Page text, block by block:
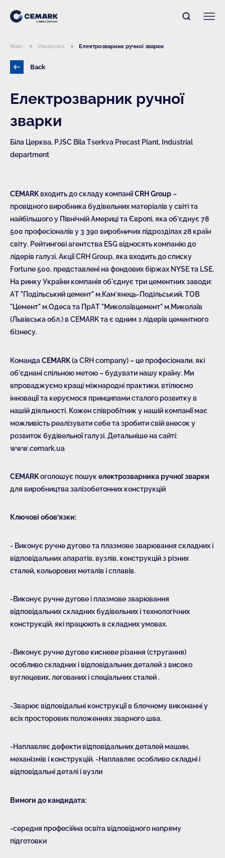
Back
Main Vacancies Електрозварник ручної зварки
Електрозварник ручної
зварки
Біла Церква, PJSC Bila Tserkva Precast Plant, Industrial
department
CEMARKвходить до складу компаніїCRH Group–
провідного виробника будівельних матеріалів у світі та
найбільшого у Північній Америці та Європі, яка об’єднує 78
500 професіоналів у 3 390 виробничих підрозділах 28 країн
світу. Рейтингові агентства ESG відносять компанію до
лідерів галузі. Акції CRH Group, яка входить до списку
Fortune 500, представлені на фондових біржах NYSE та LSE.
На ринку України компанія об'єднує три цементних заводи:
АТ "Подільський цемент" м.Кам’янець-Подільський, ТОВ
"Цемент" м.Одеса та ПрАТ "Миколаївцемент" м.Миколаїв
(Львівська обл.) в CEMARK та є одним з лідерів цементного
бізнесу.
КомандаCEMARK(a CRH company) – це професіонали, які
об'єднані спільною метою – будувати нашу країну. Ми
впроваджуємо кращі міжнародні практики, втілюємо
інновації та керуємося принципами сталого розвитку в
нашій діяльності. Кожен співробітник у нашій компанії має
можливість реалізувати себе та зробити свій внесок у
розвиток будівельної галузі. Детальніше на сайті:
www.cemark.ua
CEMARKоголошує пошук електрозварника ручної зварки
для виробництва залізобетонних конструкцій
Ключові обов’язки:
- Виконує ручне дугове та плазмове зварювання складних і
відповідальних апаратів, вузлів, конструкцій з різних
сталей, кольорових металів і сплавів.
-Виконує ручне дугове і плазмове зварювання
відповідальних складних будівельних і технологічних
конструкцій, які працюють в складних умовах.
-Виконує ручне дугове кисневе різання (стругання)
особливо складних і відповідальних деталей з високо
вуглецевих, легованих і спеціальних сталей .
-Зварює відповідальні конструкції в блочному виконанні у
всіх просторових положеннях зварного шва.
-Наплавляє дефекти відповідальних деталей машин,
механізмів і конструкцій. -Наплавляє особливо складні і
відповідальні деталі і вузли
Вимоги до кандидата:
-середня професійна освіта відповідного напряму
підготовки